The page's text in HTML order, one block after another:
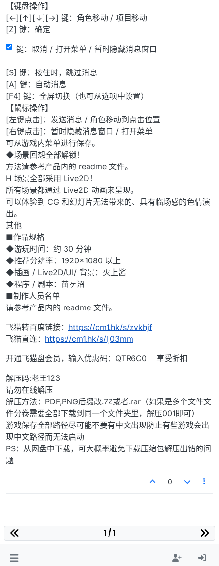
【键盘操作】
[←][↑][↓][→] 键：角色移动 / 项目移动
[Z] 键：确定
键：取消 / 打开菜单 / 暂时隐藏消息窗口
[S] 键：按住时，跳过消息
[A] 键：自动消息
[F4] 键：全屏切换（也可从选项中设置）
【鼠标操作】
[左键点击]：发送消息 / 角色移动到点击位置
[右键点击]：暂时隐藏消息窗口 / 打开菜单
可从游戏内菜单进行保存。
◆场景回想全部解锁！
方法请参考产品内的 readme 文件。
H 场景全部采用 Live2D！
所有场景都通过 Live2D 动画来呈现。
可以体验到 CG 和幻灯片无法带来的、具有临场感的色情演
出。
其他
■作品规格
◆游玩时间：约 30 分钟
◆推荐分辨率：1920×1080 以上
◆插画 / Live2D/UI/ 背景：火上酱
◆程序 / 剧本：苗ヶ沼
■制作人员名单
请参考产品内的 readme 文件。
飞猫转百度链接： https://cm1.hk/s/zvkhjf
飞猫直连： https://cm1.hk/s/lj03mm
开通飞猫盘会员，输入优惠码：QTR6C0 享受折扣
解压码:老王123
请勿在线解压
解压方法：PDF,PNG后缀改.7Z或者.rar（如果是多个文件文
件分卷需要全部下载到同一个文件夹里，解压001即可）
游戏保存全部路径尽可能不要有中文出现防止有些游戏会出
现中文路径而无法启动
PS：从网盘中下载，可大概率避免下载压缩包解压出错的问
题
0
1 / 1